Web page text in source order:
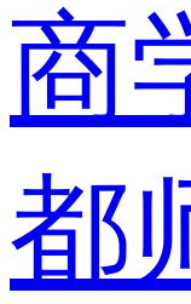
商
都